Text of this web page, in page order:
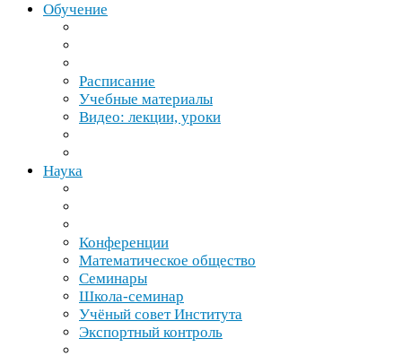
Обучение
Расписание
Учебные материалы
Видео: лекции, уроки
Наука
Конференции
Математическое общество
Семинары
Школа-​семинар
Учёный совет Института
Экспортный контроль